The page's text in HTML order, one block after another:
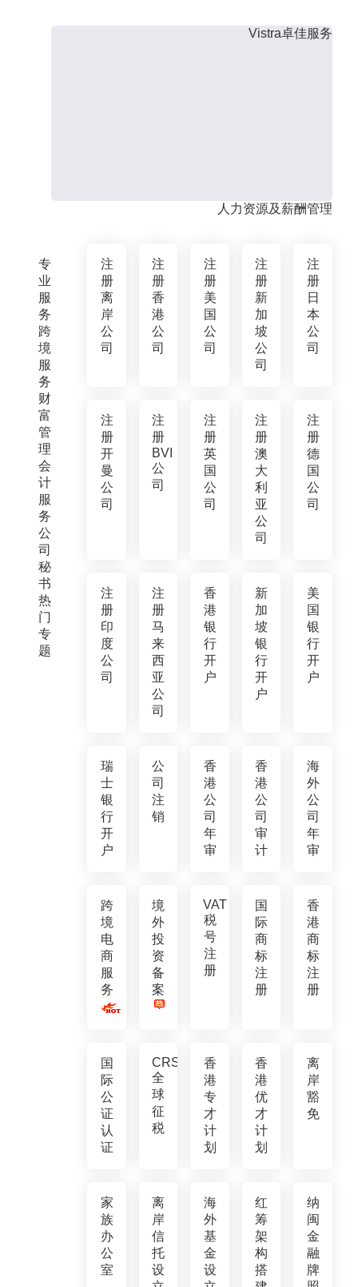
专
业
服
务
跨
境
服
务
财
富
管
理
会
计
服
务
公
司
秘
书
热
门
专
题
Vistra卓佳服务
人力资源及薪酬管理
注
册
离
岸
公
司
注
册
香
港
公
司
注
册
美
国
公
司
注
册
新
加
坡
公
司
注
册
日
本
公
司
注
册
开
曼
公
司
注
册
BVI
公
司
注
册
英
国
公
司
注
册
澳
大
利
亚
公
司
注
册
德
国
公
司
注
册
印
度
公
司
注
册
马
来
西
亚
公
司
香
港
银
行
开
户
新
加
坡
银
行
开
户
美
国
银
行
开
户
瑞
士
银
行
开
户
公
司
注
销
香
港
公
司
年
审
香
港
公
司
审
计
海
外
公
司
年
审
跨
境
电
商
服
务
境
外
投
资
备
案
VAT
税
号
注
册
国
际
商
标
注
册
香
港
商
标
注
册
国
际
公
证
认
证
CRS
全
球
征
税
香
港
专
才
计
划
香
港
优
才
计
划
离
岸
豁
免
家
族
办
公
室
离
岸
信
托
设
海
外
基
金
设
红
筹
架
构
搭
纳
闽
金
融
牌